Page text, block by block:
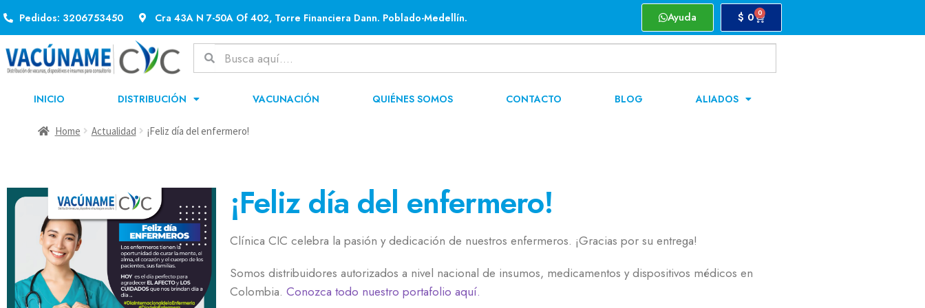
Pedidos: 3206753450 Cra 43A N 7-50A Of 402, Torre Financiera Dann. Poblado-Medellín. Ayuda $ 0 0
INICIO DISTRIBUCIÓN VACUNACIÓN QUIÉNES SOMOS CONTACTO BLOG ALIADOS
Home Actualidad ¡Feliz día del enfermero!
¡Feliz día del enfermero!
Clínica CIC celebra la pasión y dedicación de nuestros enfermeros. ¡Gracias por su entrega!
Somos distribuidores autorizados a nivel nacional de insumos, medicamentos y dispositivos médicos en
Colombia. Conozca todo nuestro portafolio aquí.